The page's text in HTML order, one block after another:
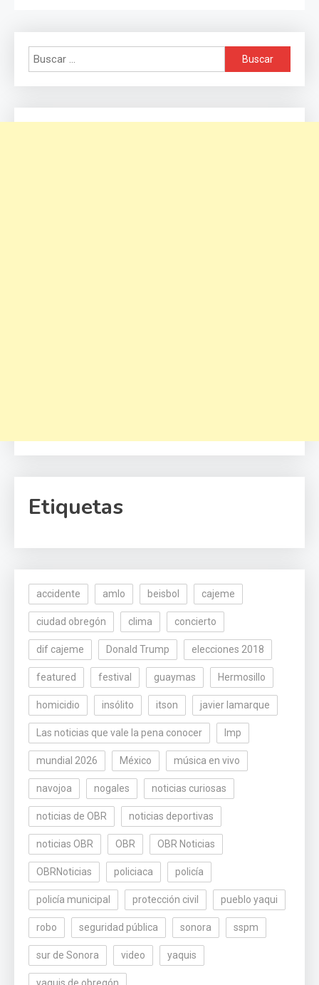
Buscar:
Etiquetas
accidente amlo beisbol cajeme
ciudad obregón clima concierto
dif cajeme Donald Trump elecciones 2018
featured festival guaymas Hermosillo
homicidio insólito itson javier lamarque
Las noticias que vale la pena conocer lmp
mundial 2026 México música en vivo
navojoa nogales noticias curiosas
noticias de OBR noticias deportivas
noticias OBR OBR OBR Noticias
OBRNoticias policiaca policía
policía municipal protección civil pueblo yaqui
robo seguridad pública sonora sspm
sur de Sonora video yaquis